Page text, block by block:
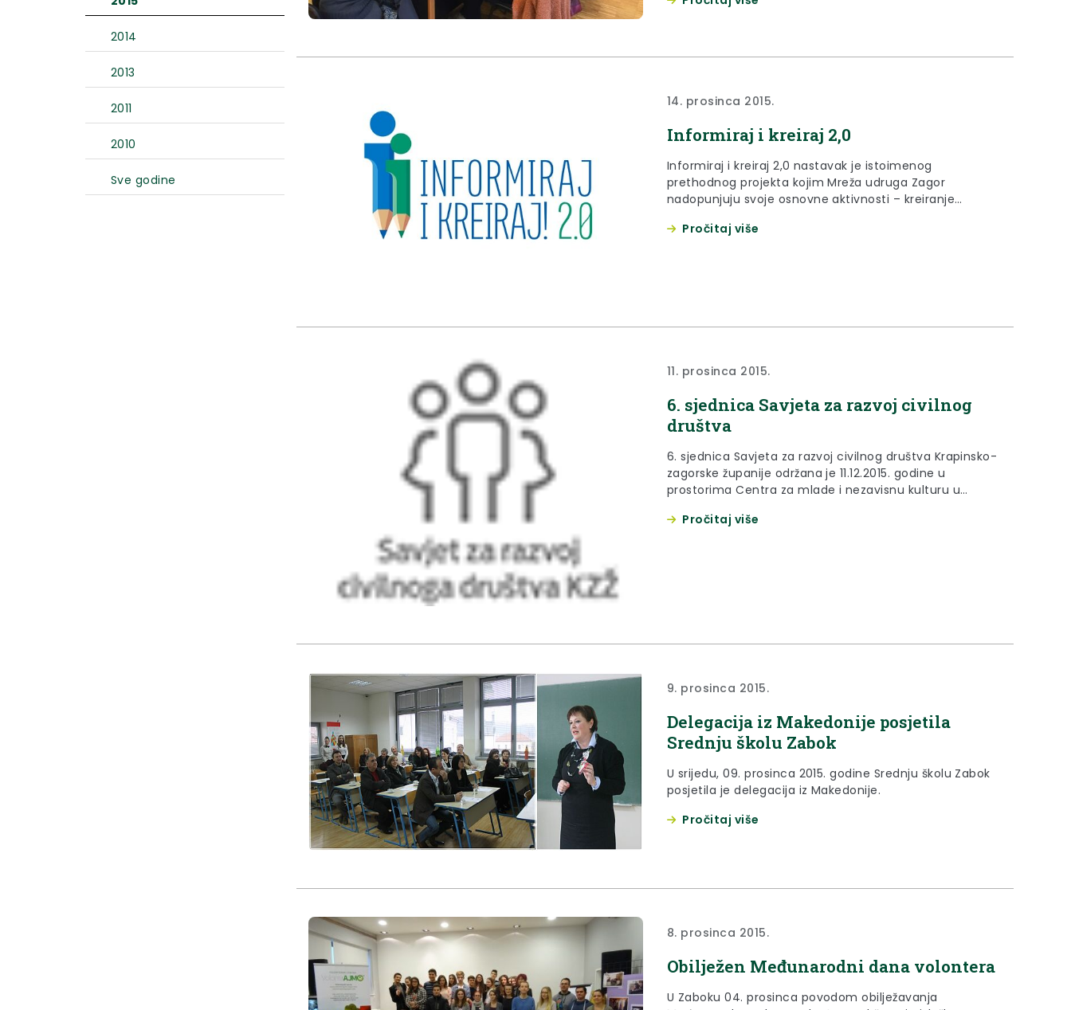
2014
2013
2011
2010
Sve godine
14. prosinca 2015.
Informiraj i kreiraj 2,0
Informiraj i kreiraj 2,0 nastavak je istoimenog
prethodnog projekta kojim Mreža udruga Zagor
nadopunjuju svoje osnovne aktivnosti – kreiranje
lokalnoj i regionalnoj zajednici te pružanje potpore
Pročitaj više
11. prosinca 2015.
6. sjednica Savjeta za razvoj civilnog
društva
6. sjednica Savjeta za razvoj civilnog društva Krapinsko-
zagorske županije održana je 11.12.2015. godine u
prostorima Centra za mlade i nezavisnu kulturu u
Pročitaj više
9. prosinca 2015.
Delegacija iz Makedonije posjetila
Srednju školu Zabok
U srijedu, 09. prosinca 2015. godine Srednju školu Zabok
posjetila je delegacija iz Makedonije.
Pročitaj više
8. prosinca 2015.
Obilježen Međunarodni dana volontera
U Zaboku 04. prosinca povodom obilježavanja